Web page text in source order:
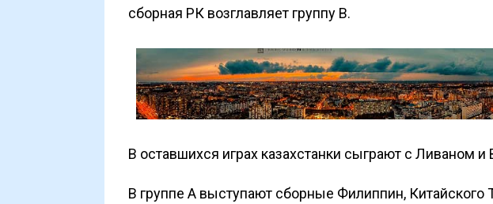
сборная РК возглавляет группу В.
В оставшихся играх казахстанки сыграют с Ливаном и
В группе А выступают сборные Филиппин,